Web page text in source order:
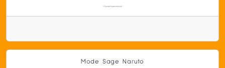
Mode Sage Naruto